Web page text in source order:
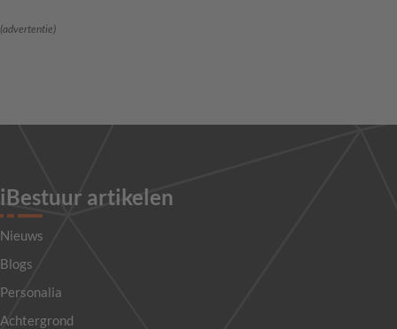
(advertentie)
iBestuur artikelen
Nieuws
Blogs
Personalia
Achtergrond